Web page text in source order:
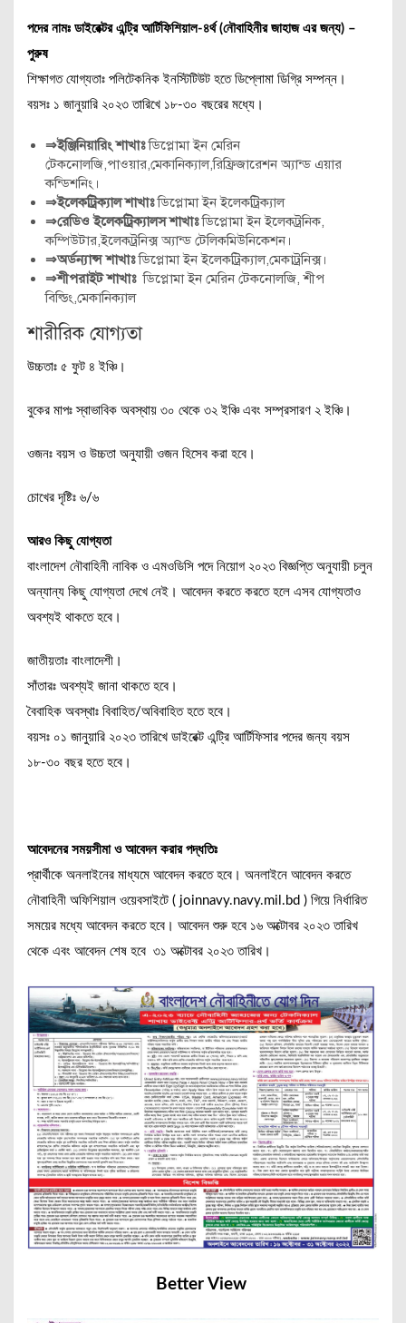
পদের নামঃ ডাইরেক্টর এন্ট্রি আর্টিফিশিয়াল-৪র্থ (নৌবাহিনীর জাহাজ এর জন্য) –
পুরুষ
শিক্ষাগত যোগ্যতাঃ পলিটেকনিক ইনস্টিটিউট হতে ডিপ্লোমা ডিগ্রি সম্পন্ন।
বয়সঃ ১ জানুয়ারি ২০২৩ তারিখে ১৮-৩০ বছরের মধ্যে।
⇒ইঞ্জিনিয়ারিং শাখাঃডিপ্লোমা ইন মেরিন
টেকনোলজি,পাওয়ার,মেকানিক্যাল,রিফ্রিজারেশন অ্যান্ড এয়ার
কন্ডিশনিং।
⇒ইলেকট্রিক্যাল শাখাঃডিপ্লোমা ইন ইলেকট্রিক্যাল
⇒রেডিও ইলেকট্রিক্যালস শাখাঃডিপ্লোমা ইন ইলেকট্রনিক,
কম্পিউটার,ইলেকট্রনিক্স অ্যান্ড টেলিকমিউনিকেশন।
⇒অর্ডন্যান্স শাখাঃডিপ্লোমা ইন ইলেকট্রিক্যাল,মেকাট্রনিক্স।
⇒শীপরাইট শাখাঃডিপ্লোমা ইন মেরিন টেকনোলজি, শীপ
বিল্ডিং,মেকানিক্যাল
শারীরিক যোগ্যতা
উচ্চতাঃ ৫ ফুট ৪ ইঞ্চি।
বুকের মাপঃ স্বাভাবিক অবস্থায় ৩০ থেকে ৩২ ইঞ্চি এবং সম্প্রসারণ ২ ইঞ্চি।
ওজনঃ বয়স ও উচ্চতা অনুযায়ী ওজন হিসেব করা হবে।
চোখের দৃষ্টিঃ ৬/৬
আরও কিছু যোগ্যতা
বাংলাদেশ নৌবাহিনী নাবিক ও এমওডিসি পদে নিয়োগ ২০২৩ বিজ্ঞপ্তি অনুযায়ী চলুন
অন্যান্য কিছু যোগ্যতা দেখে নেই। আবেদন করতে করতে হলে এসব যোগ্যতাও
অবশ্যই থাকতে হবে।
জাতীয়তাঃ বাংলাদেশী।
সাঁতারঃ অবশ্যই জানা থাকতে হবে।
বৈবাহিক অবস্থাঃ বিবাহিত/অবিবাহিত হতে হবে।
বয়সঃ ০১ জানুয়ারি ২০২৩ তারিখে ডাইরেক্ট এন্ট্রি আর্টিফিসার পদের জন্য বয়স
১৮-৩০ বছর হতে হবে।
আবেদনের সময়সীমা ও আবেদন করার পদ্ধতিঃ
প্রার্থীকে অনলাইনের মাধ্যমে আবেদন করতে হবে। অনলাইনে আবেদন করতে
নৌবাহিনী অফিশিয়াল ওয়েবসাইটে ( joinnavy.navy.mil.bd ) গিয়ে নির্ধারিত
সময়ের মধ্যে আবেদন করতে হবে। আবেদন শুরু হবে ১৬ অক্টোবর ২০২৩ তারিখ
থেকে এবং আবেদন শেষ হবে ৩১ অক্টোবর ২০২৩ তারিখ।
Better View